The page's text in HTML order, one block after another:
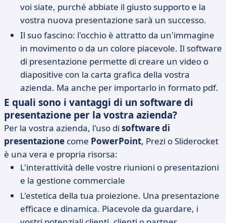
voi siate, purché abbiate il giusto supporto e la
vostra nuova presentazione sarà un successo.
Il suo fascino: l'occhio è attratto da un'immagine
in movimento o da un colore piacevole. Il software
di presentazione permette di creare un video o
diapositive con la carta grafica della vostra
azienda. Ma anche per importarlo in formato pdf.
E quali sono i vantaggi di un software di
presentazione per la vostra azienda?
Per la vostra azienda, l'uso di software di
presentazione come PowerPoint, Prezi o Sliderocket
è una vera e propria risorsa:
L'interattività delle vostre riunioni o presentazioni
e la gestione commerciale
L'estetica della tua proiezione. Una presentazione
efficace e dinamica. Piacevole da guardare, i